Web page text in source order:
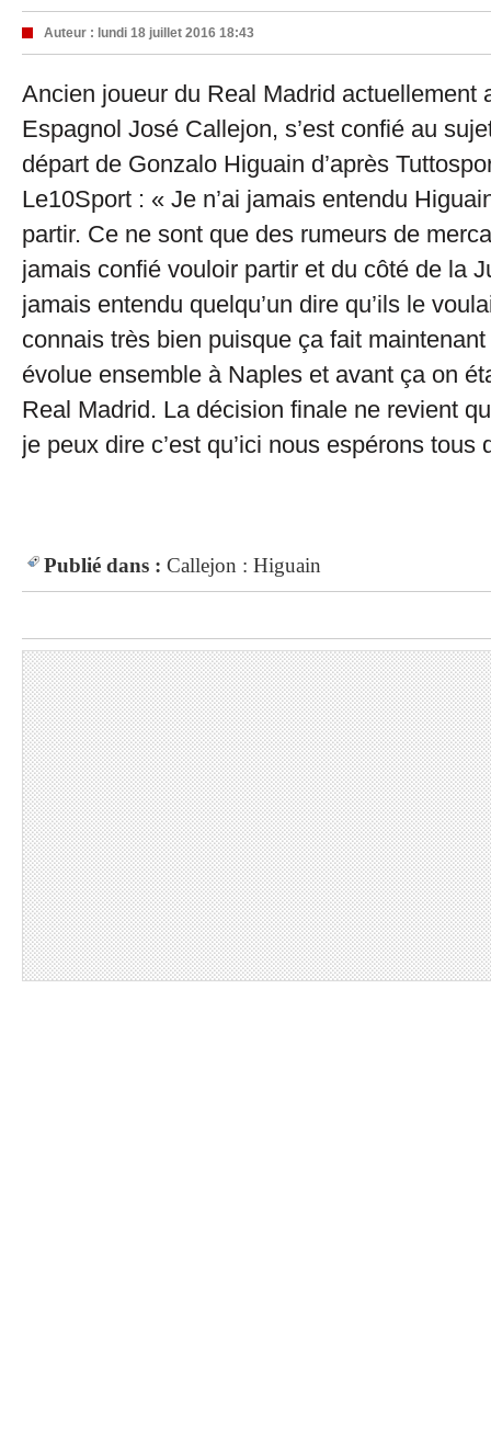
Auteur : lundi 18 juillet 2016 18:43
Ancien joueur du Real Madrid actuellement
Espagnol José Callejon, s’est confié au
départ de Gonzalo Higuain d’après
Le10Sport : « Je n’ai jamais entendu
partir. Ce ne sont que des rumeurs de
jamais confié vouloir partir et du côté de la
jamais entendu quelqu’un dire qu’ils le
connais très bien puisque ça fait maintenant
évolue ensemble à Naples et avant ça on
Real Madrid. La décision finale ne revient
je peux dire c’est qu’ici nous espérons tous
Publié dans : Callejon : Higuain